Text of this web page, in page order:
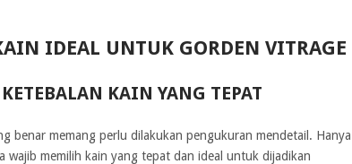
IDEAL UNTUK GORDEN VITRAGE
KAIN YANG TEPAT
benar memang perlu dilakukan pengukuran mendetail. Hanya
wajib memilih kain yang tepat dan ideal untuk dijadikan